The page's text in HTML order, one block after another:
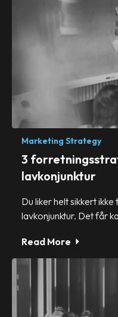
Marketing Strategy
3
lavkonjunktur
Du liker helt sikkert
lavkonjunktur. Det får
Read More